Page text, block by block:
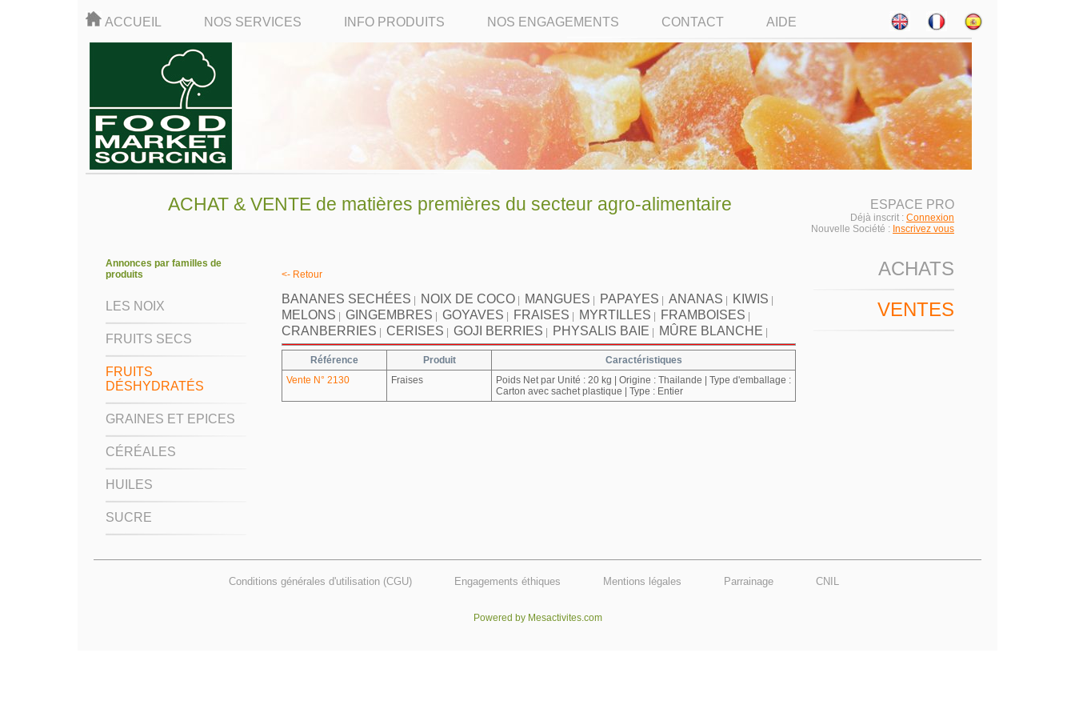
ACCUEIL NOS SERVICES INFO PRODUITS NOS ENGAGEMENTS CONTACT AIDE
ACHAT & VENTE de matières premières du secteur agro-alimentaire ESPACE PRO
Déjà inscrit : Connexion
Nouvelle Société : Inscrivez vous
Annonces par familles de
produits
LES NOIX
FRUITS SECS
FRUITS
DÉSHYDRATÉS
GRAINES ET EPICES
CÉRÉALES
HUILES
SUCRE
<- Retour
BANANES SECHÉES NOIX DE COCO MANGUES PAPAYES ANANAS KIWIS
MELONS GINGEMBRES GOYAVES FRAISES MYRTILLES FRAMBOISES
CRANBERRIES CERISES GOJI BERRIES PHYSALIS BAIE MÛRE BLANCHE
Référence Produit
Caractéristiques
Vente N° 2130
Fraises
Poids Net par Unité : 20 kg | Origine : Thailande | Type d'emballage :
Carton avec sachet plastique | Type : Entier
ACHATS
VENTES
Conditions générales d'utilisation (CGU) Engagements éthiques Mentions légales Parrainage CNIL
Powered by Mesactivites.com